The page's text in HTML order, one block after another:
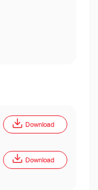
Download
Download